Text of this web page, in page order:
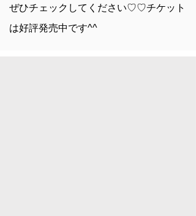
ぜひチェックしてください♡♡チケット
は好評発売中です^^​